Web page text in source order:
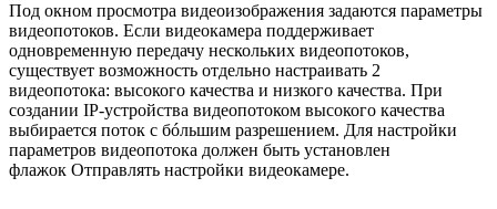
Под окном просмотра видеоизображения задаются параметры
видеопотоков. Если видеокамера поддерживает
одновременную передачу нескольких видеопотоков,
существует возможность отдельно настраивать 2
видеопотока: высокого качества и низкого качества. При
создании IP-устройства видеопотоком высокого качества
выбирается поток с бóльшим разрешением. Для настройки
параметров видеопотока должен быть установлен
флажок Отправлять настройки видеокамере.